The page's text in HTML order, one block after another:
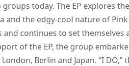
today. The EP explores
the edgy-cool nature of Pink
and continues to set
of the EP, the group
Berlin and Japan. “I DO,”